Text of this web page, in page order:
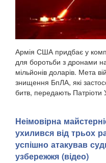
Армія США придбає у
для боротьби з дронами
мільйонів доларів. Мета
знищення БпЛА, які
битв, передають Патріоти
Неімовірна
ухилився від трьох
успішно атакував
узбережжя (відео)